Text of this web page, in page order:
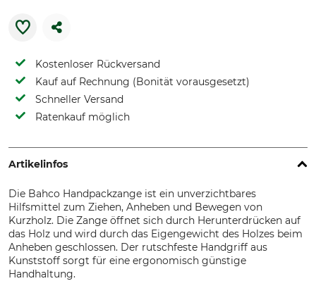
Kostenloser Rückversand
Kauf auf Rechnung (Bonität vorausgesetzt)
Schneller Versand
Ratenkauf möglich
Artikelinfos
Die Bahco Handpackzange ist ein unverzichtbares
Hilfsmittel zum Ziehen, Anheben und Bewegen von
Kurzholz. Die Zange öffnet sich durch Herunterdrücken auf
das Holz und wird durch das Eigengewicht des Holzes beim
Anheben geschlossen. Der rutschfeste Handgriff aus
Kunststoff sorgt für eine ergonomisch günstige
Handhaltung.